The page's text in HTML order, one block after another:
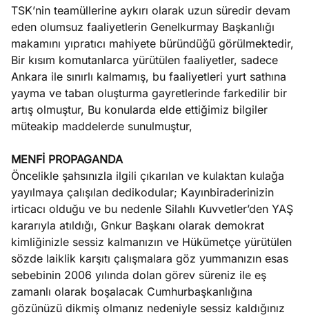
TSK’nin teamüllerine aykırı olarak uzun süredir devam
eden olumsuz faaliyetlerin Genelkurmay Başkanlığı
makamını yıpratıcı mahiyete büründüğü görülmektedir,
Bir kısım komutanlarca yürütülen faaliyetler, sadece
Ankara ile sınırlı kalmamış, bu faaliyetleri yurt sathına
yayma ve taban oluşturma gayretlerinde farkedilir bir
artış olmuştur, Bu konularda elde ettiğimiz bilgiler
müteakip maddelerde sunulmuştur,
MENFİ PROPAGANDA
Öncelikle şahsınızla ilgili çıkarılan ve kulaktan kulağa
yayılmaya çalışılan dedikodular; Kayınbiraderinizin
irticacı olduğu ve bu nedenle Silahlı Kuvvetler’den YAŞ
kararıyla atıldığı, Gnkur Başkanı olarak demokrat
kimliğinizle sessiz kalmanızın ve Hükümetçe yürütülen
sözde laiklik karşıtı çalışmalara göz yummanızın esas
sebebinin 2006 yılında dolan görev süreniz ile eş
zamanlı olarak boşalacak Cumhurbaşkanlığına
gözünüzü dikmiş olmanız nedeniyle sessiz kaldığınız